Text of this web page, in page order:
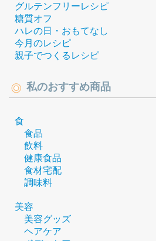
グルテンフリーレシピ
糖質オフ
ハレの日・おもてなし
今月のレシピ
親子でつくるレシピ
私のおすすめ商品
食
食品
飲料
健康食品
食材宅配
調味料
美容
美容グッズ
ヘアケア